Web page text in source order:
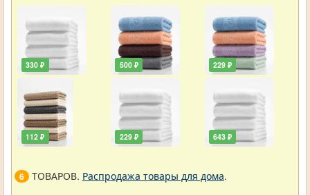
330 ₽
112 ₽
500 ₽
229 ₽
229 ₽
643 ₽
6 ТОВАРОВ. Распродажа товары для дома.